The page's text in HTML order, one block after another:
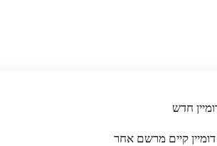
חדש
קיים מרשם אחר